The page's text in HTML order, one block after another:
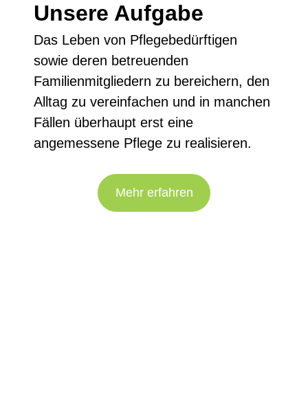
Unsere Aufgabe
Das Leben von Pflegebedürftigen
sowie deren betreuenden
Familienmitgliedern zu bereichern, den
Alltag zu vereinfachen und in manchen
Fällen überhaupt erst eine
angemessene Pflege zu realisieren.
Mehr erfahren